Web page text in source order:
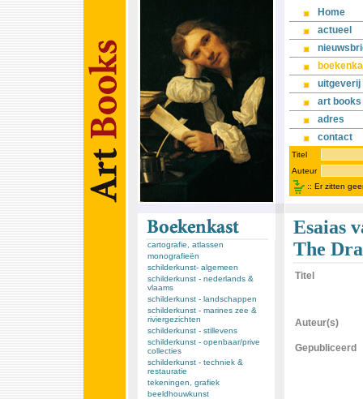
Home
actueel
uitgeverij
art books
adres
contact
Titel
Auteur
:: Er zitten
cartografie, atlassen
monografieën
schilderkunst- algemeen
schilderkunst - nederlands &
vlaams
schilderkunst - landschappen
schilderkunst - marines zee &
riviergezichten
schilderkunst - stillevens
schilderkunst - openbaar/prive
collecties
schilderkunst - techniek &
restauratie
tekeningen, grafiek
beeldhouwkunst
Esaias
The
Titel
Auteur(s)
Gepubliceerd